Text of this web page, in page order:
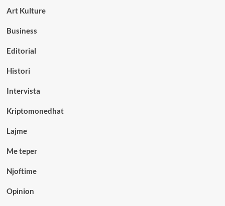
Art Kulture
Business
Editorial
Histori
Intervista
Kriptomonedhat
Lajme
Me teper
Njoftime
Opinion